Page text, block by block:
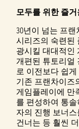
모두를 위한 즐
30년이 넘는 프
시리즈의 숙련된
광시킬 대대적인
개편된 튜토리얼
로 이전보다 쉽게
기존 프랜차이즈
게임플레이에 만
를 편성하여 통
자의 진행 보너
건너는 등 훨씬